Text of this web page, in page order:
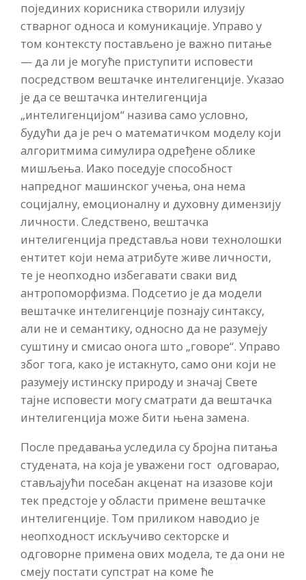
појединих корисника створили илузију
стварног односа и комуникације. Управо у
том контексту постављено је важно питање
— да ли је могуће приступити исповести
посредством вештачке интелигенције. Указао
је да се вештачка интелигенција
„интелигенцијом“ назива само условно,
будући да је реч о математичком моделу који
алгоритмима симулира одређене облике
мишљења. Иако поседује способност
напредног машинског учења, она нема
социјалну, емоционалну и духовну димензију
личности. Следствено, вештачка
интелигенција представља нови технолошки
ентитет који нема атрибуте живе личности,
те је неопходно избегавати сваки вид
антропоморфизма. Подсетио је да модели
вештачке интелигенције познају синтаксу,
али не и семантику, односно да не разумеју
суштину и смисао онога што „говоре“. Управо
због тога, како је истакнуто, само они који не
разумеју истинску природу и значај Свете
тајне исповести могу сматрати да вештачка
интелигенција може бити њена замена.
После предавања уследила су бројна питања
студената, на која је уважени гост одговарао,
стављајући посебан акценат на изазове који
тек предстоје у области примене вештачке
интелигенције. Том приликом наводио је
неопходност искључиво секторске и
одговорне примена ових модела, те да они не
смеју постати супстрат на коме ће